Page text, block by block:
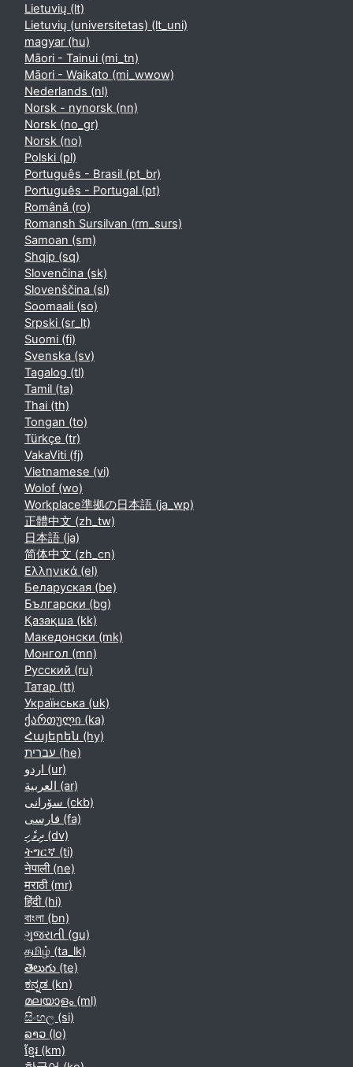
Lietuvių ‎(lt)‎
Lietuvių (universitetas) ‎(lt_uni)‎
magyar ‎(hu)‎
Māori - Tainui ‎(mi_tn)‎
Māori - Waikato ‎(mi_wwow)‎
Nederlands ‎(nl)‎
Norsk - nynorsk ‎(nn)‎
Norsk ‎(no_gr)‎
Norsk ‎(no)‎
Polski ‎(pl)‎
Português - Brasil ‎(pt_br)‎
Português - Portugal ‎(pt)‎
Română ‎(ro)‎
Romansh Sursilvan ‎(rm_surs)‎
Samoan ‎(sm)‎
Shqip ‎(sq)‎
Slovenčina ‎(sk)‎
Slovenščina ‎(sl)‎
Soomaali ‎(so)‎
Srpski ‎(sr_lt)‎
Suomi ‎(fi)‎
Svenska ‎(sv)‎
Tagalog ‎(tl)‎
Tamil ‎(ta)‎
Thai ‎(th)‎
Tongan ‎(to)‎
Türkçe ‎(tr)‎
VakaViti ‎(fj)‎
Vietnamese ‎(vi)‎
Wolof ‎(wo)‎
Workplace準拠の日本語 ‎(ja_wp)‎
正體中文 ‎(zh_tw)‎
日本語 ‎(ja)‎
简体中文 ‎(zh_cn)‎
Ελληνικά ‎(el)‎
Беларуская ‎(be)‎
Български ‎(bg)‎
Қазақша ‎(kk)‎
Македонски ‎(mk)‎
Монгол ‎(mn)‎
Русский ‎(ru)‎
Татар ‎(tt)‎
Українська ‎(uk)‎
ქართული ‎(ka)‎
Հայերեն ‎(hy)‎
עברית ‎(he)‎
اردو ‎(ur)‎
العربية ‎(ar)‎
سۆرانی ‎(ckb)‎
فارسی ‎(fa)‎
ދިވެހި ‎(dv)‎
ትግርኛ ‎(ti)‎
नेपाली ‎(ne)‎
मराठी ‎(mr)‎
हिंदी ‎(hi)‎
বাংলা ‎(bn)‎
ગુજરાતી ‎(gu)‎
தமிழ் ‎(ta_lk)‎
తెలుగు ‎(te)‎
ಕನ್ನಡ ‎(kn)‎
മലയാളം ‎(ml)‎
සිංහල ‎(si)‎
ລາວ ‎(lo)‎
ខ្មែរ ‎(km)‎